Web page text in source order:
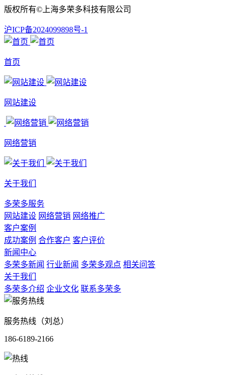
版权所有©上海多荣多科技有限公司
沪ICP备2024099898号-1
首页
网站建设
网络营销
关于我们
多荣多服务
网站建设 网络营销 网络推广
客户案例
成功案例 合作客户 客户评价
新闻中心
多荣多新闻 行业新闻 多荣多观点 相关问答
关于我们
多荣多介绍 企业文化 联系多荣多
服务热线（刘总）
186-6189-2166